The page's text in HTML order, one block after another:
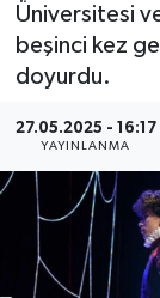
Üniversitesi
beşinci kez
doyurdu.
27.05.2025 - 16:17
YAYINLANMA
EĞİTİM
Güncel
HABERDE
İlginç
Son